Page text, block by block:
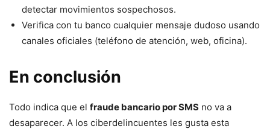
detectar movimientos sospechosos.
Verifica con tu banco cualquier mensaje dudoso usando
canales oficiales (teléfono de atención, web, oficina).
En conclusión
Todo indica que el fraude bancario por SMS no va a
desaparecer. A los ciberdelincuentes les gusta esta